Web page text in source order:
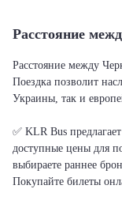
Расстояние
Расстояние между
Поездка позволит
Украины, так и
✅ KLR Bus
доступные цены для
выбираете раннее
Покупайте билеты